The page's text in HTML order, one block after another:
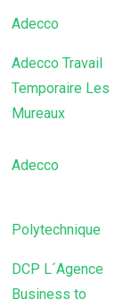
Adecco
Adecco Travail
Temporaire Les
Mureaux
Adecco
Polytechnique
DCP L´Agence
Business to